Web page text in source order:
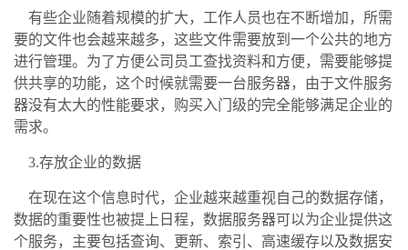
有些企业随着规模的扩大，工作人员也在不断增加，所需
要的文件也会越来越多，这些文件需要放到一个公共的地方
进行管理。为了方便公司员工查找资料和方便，需要能够提
供共享的功能，这个时候就需要一台服务器，由于文件服务
器没有太大的性能要求，购买入门级的完全能够满足企业的
需求。
3.存放企业的数据
在现在这个信息时代，企业越来越重视自己的数据存储，
数据的重要性也被提上日程，数据服务器可以为企业提供这
个服务，主要包括查询、更新、索引、高速缓存以及数据安